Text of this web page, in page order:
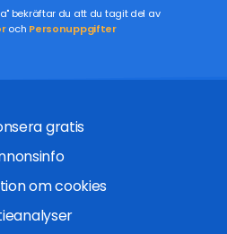
bekräftar du att du tagit del av
och Personuppgifter
gratis
om cookies